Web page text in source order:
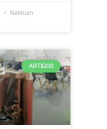
Nenhum
ARTIGOS